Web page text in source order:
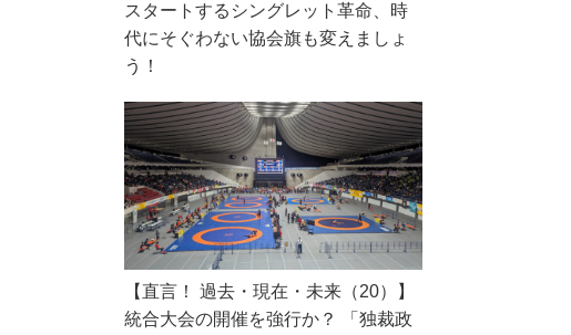
スタートするシングレット革命、時
代にそぐわない協会旗も変えましょ
う！
【直言！ 過去・現在・未来（20）】
統合大会の開催を強行か？ 「独裁政